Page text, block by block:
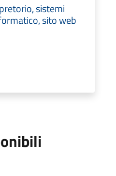
sistemi
sito web